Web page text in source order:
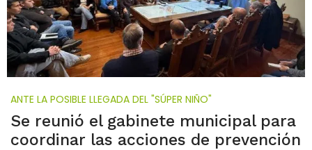
ANTE LA POSIBLE LLEGADA DEL "SÚPER NIÑO"
Se reunió el gabinete municipal para
coordinar las acciones de prevención